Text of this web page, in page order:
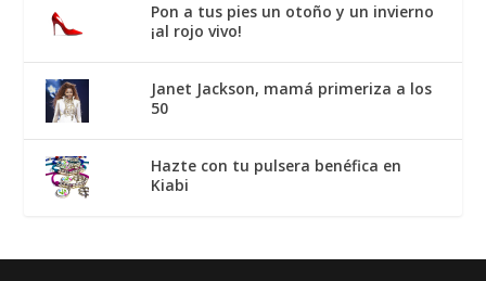
Pon a tus pies un otoño y un invierno
¡al rojo vivo!
Janet Jackson, mamá primeriza a los
50
Hazte con tu pulsera benéfica en
Kiabi